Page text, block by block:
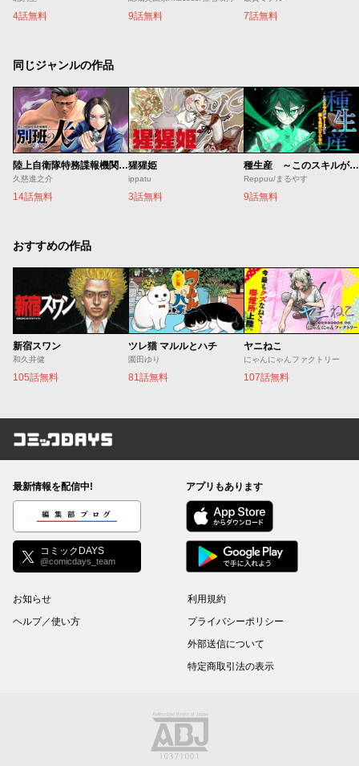
4話無料 9話無料 7話無料
同じジャンルの作品
陸上自衛隊特務諜報機関 別班の犬
久慈進之介
14話無料
猩猩姫
ippatu
3話無料
種生産 ～このスキルがチートだとまだ誰も気付いていない～
Reppuu/まるやす
9話無料
おすすめの作品
新宿スワン
和久井健
105話無料
ツレ猫 マルルとハチ
園田ゆり
81話無料
ヤニねこ
にゃんにゃんファクトリー
107話無料
コミックDAYS
最新情報を配信中!
編集部ブログ
コミックDAYS
@comicdays_team
アプリもあります
お知らせ
ヘルプ／使い方
利用規約
プライバシーポリシー
外部送信について
特定商取引法の表示